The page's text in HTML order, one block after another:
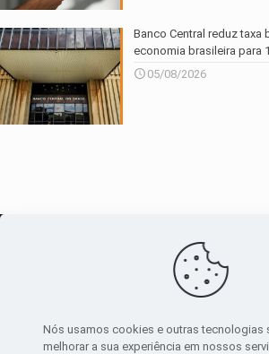
Banco Central reduz taxa
economia brasileira para
05/08/2026
canal de notícias
Nós usamos cookies e outras tecnologias
melhorar a sua experiência em nossos